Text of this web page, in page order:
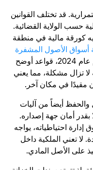
قد تختلف القوانين
الولاية القضائية.
مالية في منطقة
الأصول المشفرة
يوفر إطار العمل، الذي قُدِّم عام 2024، قواعد أوضح
تزال مشكلة، مما يعني
في مكان آخر.
أيضاً من آليات
أمان جهة إصداره.
احتياطياته، يواجه
تعني الملكية داخل
الأصل المادي.